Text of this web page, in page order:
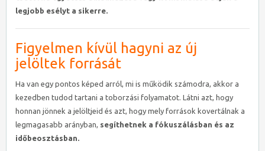
legjobb esélyt a sikerre.
Figyelmen kívül hagyni az új
jelöltek forrását
Ha van egy pontos képed arról, mi is működik számodra, akkor a
kezedben tudod tartani a toborzási folyamatot. Látni azt, hogy
honnan jönnek a jelöltjeid és azt, hogy mely források kovertálnak a
legmagasabb arányban, segíthetnek a fókuszálásban és az
időbeosztásban.